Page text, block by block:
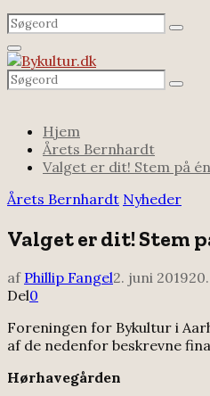
Search
for:
Search
Facebook
Email
Rss
Primary
Menu
Search
for:
Search
Hjem
Årets Bernhardt
Valget er dit! Stem på
Årets Bernhardt Nyheder
Valget er dit! Stem
af Phillip Fangel2. juni 2019
Del0
Foreningen for Bykultur i
af de nedenfor beskrevne
Hørhavegården